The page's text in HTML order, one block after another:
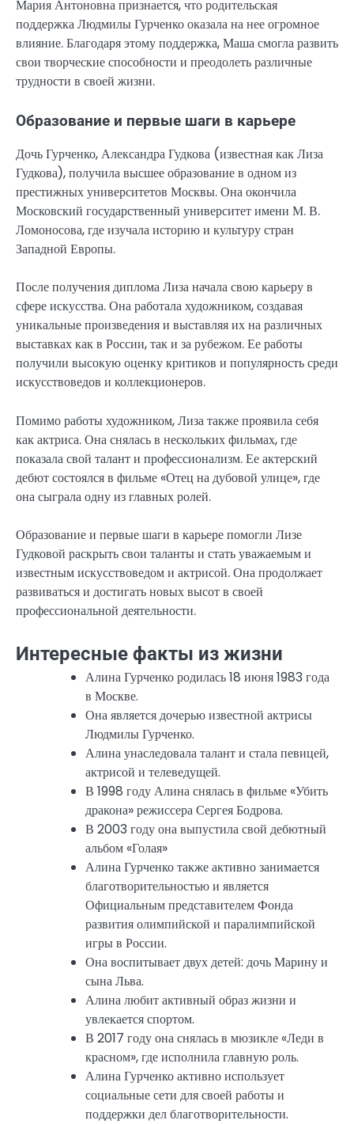
Мария Антоновна признается, что родительская
поддержка Людмилы Гурченко оказала на нее огромное
влияние. Благодаря этому поддержка, Маша смогла развить
свои творческие способности и преодолеть различные
трудности в своей жизни.
Образование и первые шаги в карьере
Дочь Гурченко, Александра Гудкова (известная как Лиза
Гудкова), получила высшее образование в одном из
престижных университетов Москвы. Она окончила
Московский государственный университет имени М. В.
Ломоносова, где изучала историю и культуру стран
Западной Европы.
После получения диплома Лиза начала свою карьеру в
сфере искусства. Она работала художником, создавая
уникальные произведения и выставляя их на различных
выставках как в России, так и за рубежом. Ее работы
получили высокую оценку критиков и популярность среди
искусствоведов и коллекционеров.
Помимо работы художником, Лиза также проявила себя
как актриса. Она снялась в нескольких фильмах, где
показала свой талант и профессионализм. Ее актерский
дебют состоялся в фильме «Отец на дубовой улице», где
она сыграла одну из главных ролей.
Образование и первые шаги в карьере помогли Лизе
Гудковой раскрыть свои таланты и стать уважаемым и
известным искусствоведом и актрисой. Она продолжает
развиваться и достигать новых высот в своей
профессиональной деятельности.
Интересные факты из жизни
Алина Гурченко родилась 18 июня 1983 года
в Москве.
Она является дочерью известной актрисы
Людмилы Гурченко.
Алина унаследовала талант и стала певицей,
актрисой и телеведущей.
В 1998 году Алина снялась в фильме «Убить
дракона» режиссера Сергея Бодрова.
В 2003 году она выпустила свой дебютный
альбом «Голая»
Алина Гурченко также активно занимается
благотворительностью и является
Официальным представителем Фонда
развития олимпийской и паралимпийской
игры в России.
Она воспитывает двух детей: дочь Марину и
сына Льва.
Алина любит активный образ жизни и
увлекается спортом.
В 2017 году она снялась в мюзикле «Леди в
красном», где исполнила главную роль.
Алина Гурченко активно использует
социальные сети для своей работы и
поддержки дел благотворительности.